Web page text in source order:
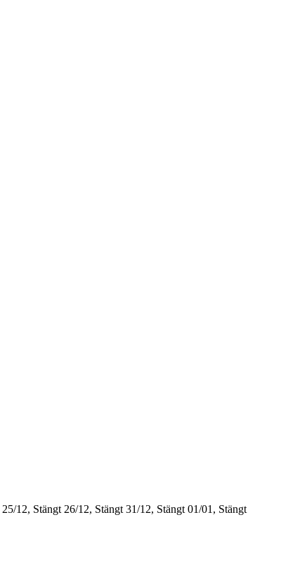
25/12, Stängt 26/12, Stängt 31/12, Stängt 01/01, Stängt